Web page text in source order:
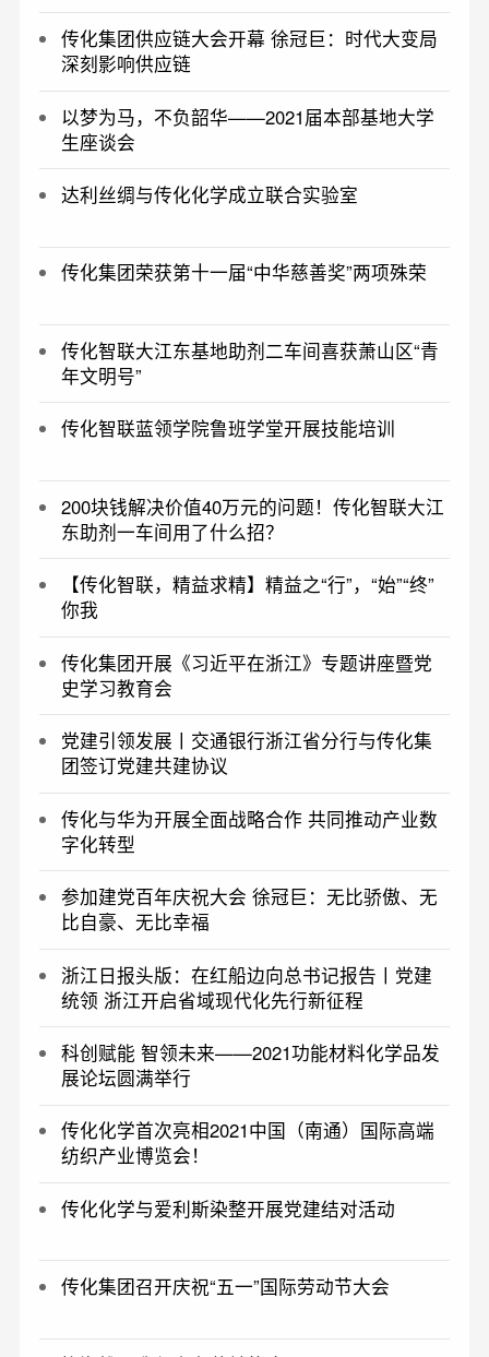
传化集团供应链大会开幕 徐冠巨：时代大变局
深刻影响供应链
以梦为马，不负韶华——2021届本部基地大学
生座谈会
达利丝绸与传化化学成立联合实验室
传化集团荣获第十一届“中华慈善奖”两项殊荣
传化智联大江东基地助剂二车间喜获萧山区“青
年文明号”
传化智联蓝领学院鲁班学堂开展技能培训
200块钱解决价值40万元的问题！传化智联大江
东助剂一车间用了什么招？
【传化智联，精益求精】精益之“行”，“始”“终”
你我
传化集团开展《习近平在浙江》专题讲座暨党
史学习教育会
党建引领发展丨交通银行浙江省分行与传化集
团签订党建共建协议
传化与华为开展全面战略合作 共同推动产业数
字化转型
参加建党百年庆祝大会 徐冠巨：无比骄傲、无
比自豪、无比幸福
浙江日报头版：在红船边向总书记报告丨党建
统领 浙江开启省域现代化先行新征程
科创赋能 智领未来——2021功能材料化学品发
展论坛圆满举行
传化化学首次亮相2021中国（南通）国际高端
纺织产业博览会！
传化化学与爱利斯染整开展党建结对活动
传化集团召开庆祝“五一”国际劳动节大会